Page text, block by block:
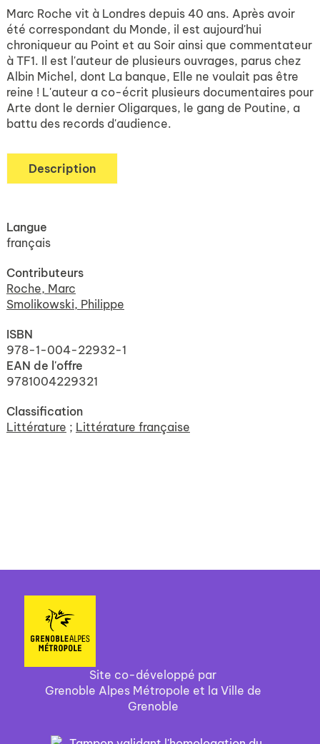
Marc Roche vit à Londres depuis 40 ans. Après avoir
été correspondant du Monde, il est aujourd'hui
chroniqueur au Point et au Soir ainsi que commentateur
à TF1. Il est l'auteur de plusieurs ouvrages, parus chez
Albin Michel, dont La banque, Elle ne voulait pas être
reine ! L'auteur a co-écrit plusieurs documentaires pour
Arte dont le dernier Oligarques, le gang de Poutine, a
battu des records d'audience.
Description
Langue
français
Contributeurs
Roche, Marc
Smolikowski, Philippe
ISBN
978-1-004-22932-1
EAN de l'offre
9781004229321
Classification
Littérature ; Littérature française
Site co-développé par
Grenoble Alpes Métropole et la Ville de
Grenoble